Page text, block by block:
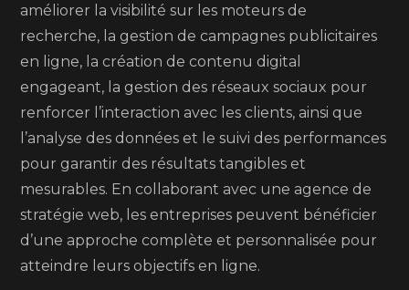
améliorer la visibilité sur les moteurs de
recherche, la gestion de campagnes publicitaires
en ligne, la création de contenu digital
engageant, la gestion des réseaux sociaux pour
renforcer l’interaction avec les clients, ainsi que
l’analyse des données et le suivi des performances
pour garantir des résultats tangibles et
mesurables. En collaborant avec une agence de
stratégie web, les entreprises peuvent bénéficier
d’une approche complète et personnalisée pour
atteindre leurs objectifs en ligne.